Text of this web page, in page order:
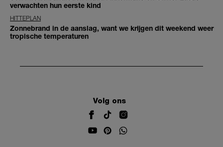
verwachten hun eerste kind
HITTEPLAN
Zonnebrand in de aanslag, want we krijgen dit weekend weer
tropische temperaturen
Volg ons